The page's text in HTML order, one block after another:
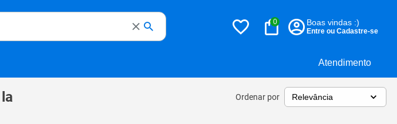
Atendimento
0 Boas vindas :)
Entre ou Cadastre-se
Ordenar por